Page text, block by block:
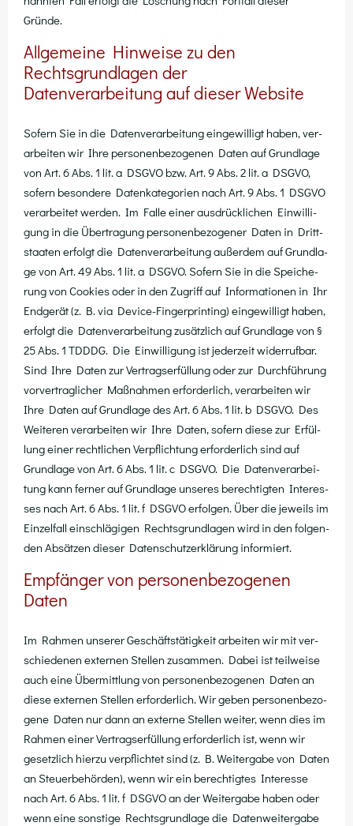
Gründe.
Allgemeine Hinweise zu den
Rechtsgrundlagen der
Datenverarbeitung auf dieser Website
Sofern Sie in die Daten­ver­ar­bei­tung ein­ge­wil­ligt haben, ver­
ar­bei­ten wir Ihre per­so­nen­be­zo­ge­nen Daten auf Grund­la­ge
von Art. 6 Abs. 1 lit. a DSGVO bzw. Art. 9 Abs. 2 lit. a DSGVO,
sofern beson­de­re Daten­ka­te­go­rien nach Art. 9 Abs. 1 DSGVO
ver­ar­bei­tet wer­den. Im Fal­le einer aus­drück­li­chen Ein­wil­li­
gung in die Über­tra­gung per­so­nen­be­zo­ge­ner Daten in Dritt­
staa­ten erfolgt die Daten­ver­ar­bei­tung außer­dem auf Grund­la­
ge von Art. 49 Abs. 1 lit. a DSGVO. Sofern Sie in die Spei­che­
rung von Coo­kies oder in den Zugriff auf Infor­ma­tio­nen in Ihr
End­ge­rät (z. B. via Device-Fin­ger­prin­ting) ein­ge­wil­ligt haben,
erfolgt die Daten­ver­ar­bei­tung zusätz­lich auf Grund­la­ge von §
25 Abs. 1 TDDDG. Die Ein­wil­li­gung ist jeder­zeit wider­ruf­bar.
Sind Ihre Daten zur Ver­trags­er­fül­lung oder zur Durch­füh­rung
vor­ver­trag­li­cher Maß­nah­men erfor­der­lich, ver­ar­bei­ten wir
Ihre Daten auf Grund­la­ge des Art. 6 Abs. 1 lit. b DSGVO. Des
Wei­te­ren ver­ar­bei­ten wir Ihre Daten, sofern die­se zur Erfül­
lung einer recht­li­chen Ver­pflich­tung erfor­der­lich sind auf
Grund­la­ge von Art. 6 Abs. 1 lit. c DSGVO. Die Daten­ver­ar­bei­
tung kann fer­ner auf Grund­la­ge unse­res berech­tig­ten Inter­es­
ses nach Art. 6 Abs. 1 lit. f DSGVO erfol­gen. Über die jeweils im
Ein­zel­fall ein­schlä­gi­gen Rechts­grund­la­gen wird in den fol­gen­
den Absät­zen die­ser Daten­schutz­er­klä­rung informiert.
Empfänger von personenbezogenen
Daten
Im Rah­men unse­rer Geschäfts­tä­tig­keit arbei­ten wir mit ver­
schie­de­nen exter­nen Stel­len zusam­men. Dabei ist teil­wei­se
auch eine Über­mitt­lung von per­so­nen­be­zo­ge­nen Daten an
die­se exter­nen Stel­len erfor­der­lich. Wir geben per­so­nen­be­zo­
ge­ne Daten nur dann an exter­ne Stel­len wei­ter, wenn dies im
Rah­men einer Ver­trags­er­fül­lung erfor­der­lich ist, wenn wir
gesetz­lich hier­zu ver­pflich­tet sind (z. B. Wei­ter­ga­be von Daten
an Steu­er­be­hör­den), wenn wir ein berech­tig­tes Inter­es­se
nach Art. 6 Abs. 1 lit. f DSGVO an der Wei­ter­ga­be haben oder
wenn eine sons­ti­ge Rechts­grund­la­ge die Daten­wei­ter­ga­be